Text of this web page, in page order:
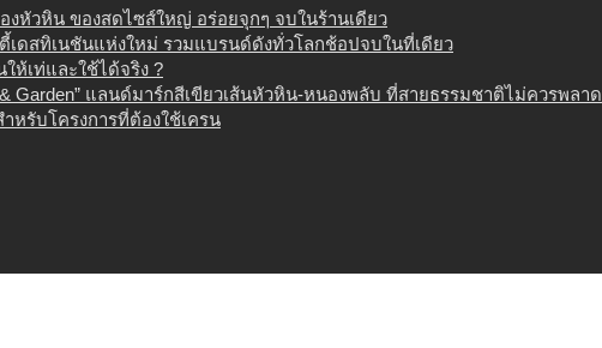
งหัวหิน ของสดไซส์ใหญ่ อร่อยจุกๆ จบในร้านเดียว
เดสทิเนชันแห่งใหม่ รวมแบรนด์ดังทั่วโลกช้อปจบในที่เดียว
ห้เท่และใช้ได้จริง ?
Garden” แลนด์มาร์กสีเขียวเส้นหัวหิน-หนองพลับ ที่สายธรรมชาติไม่ควรพลาด
ำหรับโครงการที่ต้องใช้เครน